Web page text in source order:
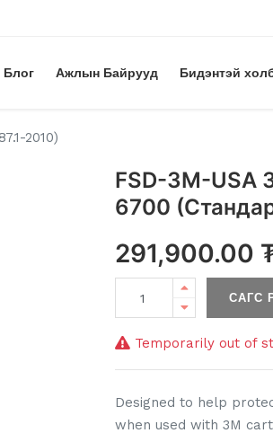
Блог Ажлын Байрууд Бидэнтэй
2010)
FSD-3M-USA
6700
291,900.00
САГС
Temporarily out of
Designed to help
when used with 3M